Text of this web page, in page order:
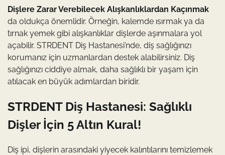
Dişlere Zarar Verebilecek Alışkanlıklardan Kaçınmak
da oldukça önemlidir. Örneğin, kalemde ısırmak ya da
tırnak yemek gibi alışkanlıklar dişlerde aşınmalara yol
açabilir. STRDENT Diş Hastanesi’nde, diş sağlığınızı
korumanız için uzmanlardan destek alabilirsiniz. Diş
sağlığınızı ciddiye almak, daha sağlıklı bir yaşam için
atılacak en büyük adımlardan biridir.
STRDENT Diş Hastanesi: Sağlıklı
Dişler İçin 5 Altın Kural!
Diş ipi, dişlerin arasındaki yiyecek kalıntılarını temizlemek